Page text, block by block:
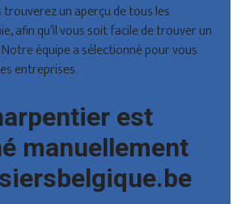
un aperçu de tous les
afin qu’il vous soit facile de trouver un
équipe a sélectionné pour vous
entreprises.
est
manuellement